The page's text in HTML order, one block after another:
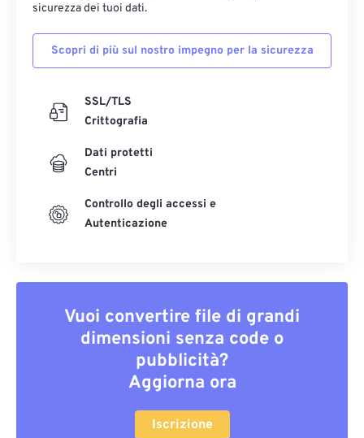
sicurezza dei tuoi dati.
Scopri di più sul nostro impegno per la sicurezza
SSL/TLS
Crittografia
Dati protetti
Centri
Controllo degli accessi e
Autenticazione
Vuoi convertire file di grandi
dimensioni senza code o
pubblicità?
Aggiorna ora
Iscrizione